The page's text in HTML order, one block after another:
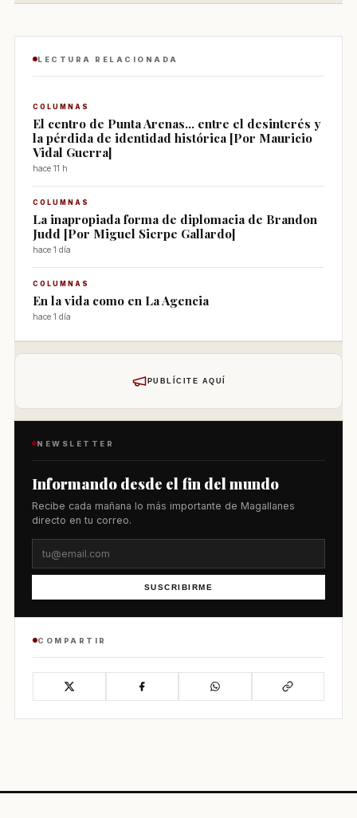
LECTURA RELACIONADA
COLUMNAS
El centro de Punta Arenas... entre el desinterés y
la pérdida de identidad histórica [Por Mauricio
Vidal Guerra]
hace 11 h
COLUMNAS
La inapropiada forma de diplomacia de Brandon
Judd [Por Miguel Sierpe Gallardo]
hace 1 día
COLUMNAS
En la vida como en La Agencia
hace 1 día
PUBLÍCITE AQUÍ
NEWSLETTER
Informando desde el fin del mundo
Recibe cada mañana lo más importante de Magallanes
directo en tu correo.
SUSCRIBIRME
COMPARTIR